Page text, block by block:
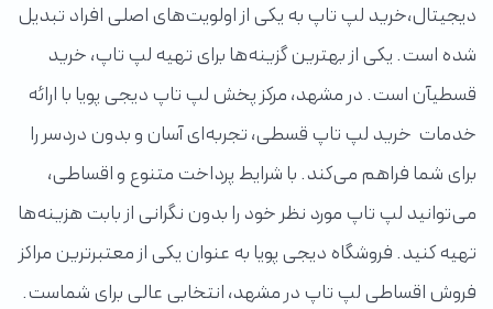
دیجیتال،خرید لپ تاپ به یکی از اولویت‌های اصلی افراد تبدیل
شده است. یکی از بهترین گزینه‌ها برای تهیه لپ تاپ، خرید
قسطیآن است. در مشهد، مرکز پخش لپ تاپ دیجی پویا با ارائه
خدمات خرید لپ تاپ قسطی، تجربه‌ای آسان و بدون دردسر را
برای شما فراهم می‌کند. با شرایط پرداخت متنوع و اقساطی،
می‌توانید لپ تاپ مورد نظر خود را بدون نگرانی از بابت هزینه‌ها
تهیه کنید. فروشگاه دیجی پویا به عنوان یکی از معتبرترین مراکز
فروش اقساطی لپ تاپ در مشهد، انتخابی عالی برای شماست.